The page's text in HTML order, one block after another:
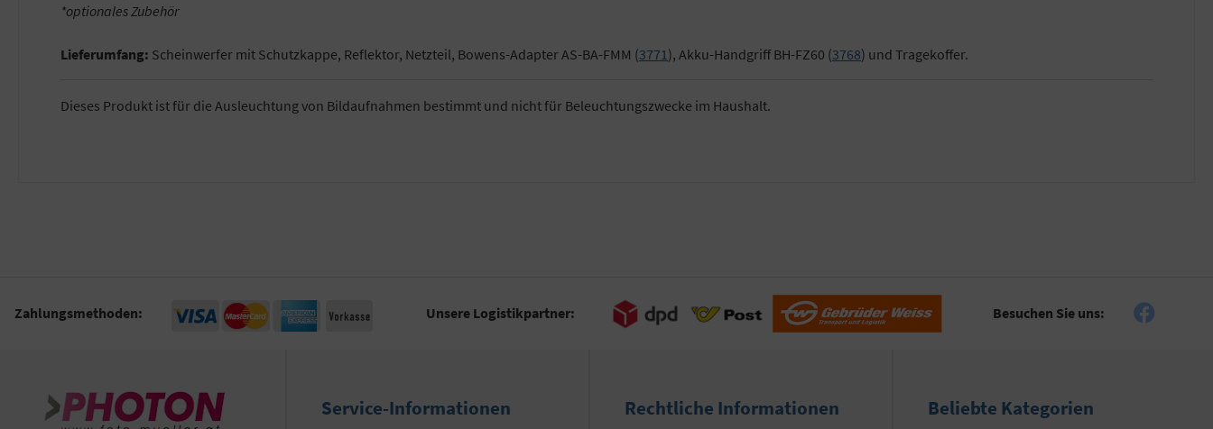
*optionales Zubehör
Lieferumfang: Scheinwerfer mit Schutzkappe, Reflektor, Netzteil, Bowens-Adapter AS-BA-FMM (3771 ), Akku-Handgriff BH-FZ60 (3768) und Tragekoffer.
Dieses Produkt ist für die Ausleuchtung von Bildaufnahmen bestimmt und nicht für Beleuchtungszwecke im Haushalt.
Zahlungsmethoden: Unsere Logistikpartner: Besuchen Sie uns:
Service-Informationen Rechtliche Informationen Beliebte Kategorien